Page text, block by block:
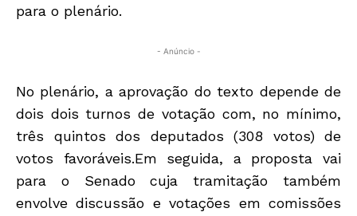
para o plenário.
- Anúncio -
No plenário, a aprovação do texto depende de
dois dois turnos de votação com, no mínimo,
três quintos dos deputados (308 votos) de
votos favoráveis.Em seguida, a proposta vai
para o Senado cuja tramitação também
envolve discussão e votações em comissões